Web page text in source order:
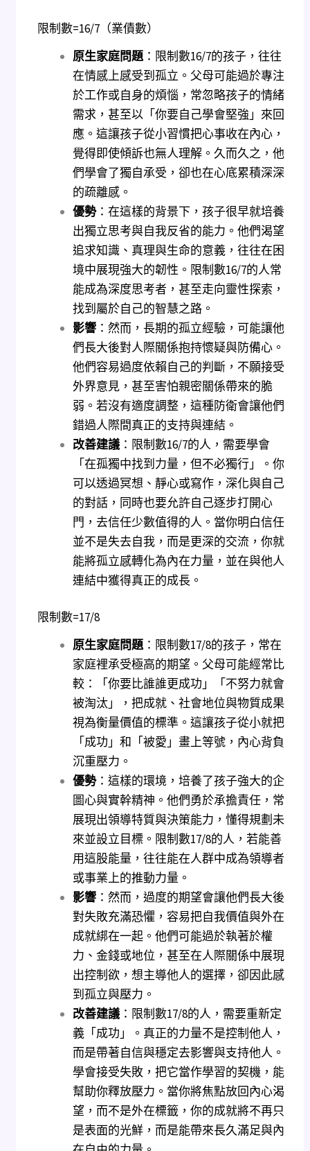
限制數=16/7（業債數）
原生家庭問題：限制數16/7的孩子，往往
在情感上感受到孤立。父母可能過於專注
於工作或自身的煩惱，常忽略孩子的情緒
需求，甚至以「你要自己學會堅強」來回
應。這讓孩子從小習慣把心事收在內心，
覺得即使傾訴也無人理解。久而久之，他
們學會了獨自承受，卻也在心底累積深深
的疏離感。
優勢：在這樣的背景下，孩子很早就培養
出獨立思考與自我反省的能力。他們渴望
追求知識、真理與生命的意義，往往在困
境中展現強大的韌性。限制數16/7的人常
能成為深度思考者，甚至走向靈性探索，
找到屬於自己的智慧之路。
影響：然而，長期的孤立經驗，可能讓他
們長大後對人際關係抱持懷疑與防備心。
他們容易過度依賴自己的判斷，不願接受
外界意見，甚至害怕親密關係帶來的脆
弱。若沒有適度調整，這種防衛會讓他們
錯過人際間真正的支持與連結。
改善建議：限制數16/7的人，需要學會
「在孤獨中找到力量，但不必獨行」。你
可以透過冥想、靜心或寫作，深化與自己
的對話，同時也要允許自己逐步打開心
門，去信任少數值得的人。當你明白信任
並不是失去自我，而是更深的交流，你就
能將孤立感轉化為內在力量，並在與他人
連結中獲得真正的成長。
限制數=17/8
原生家庭問題：限制數17/8的孩子，常在
家庭裡承受極高的期望。父母可能經常比
較：「你要比誰誰更成功」「不努力就會
被淘汰」，把成就、社會地位與物質成果
視為衡量價值的標準。這讓孩子從小就把
「成功」和「被愛」畫上等號，內心背負
沉重壓力。
優勢：這樣的環境，培養了孩子強大的企
圖心與實幹精神。他們勇於承擔責任，常
展現出領導特質與決策能力，懂得規劃未
來並設立目標。限制數17/8的人，若能善
用這股能量，往往能在人群中成為領導者
或事業上的推動力量。
影響：然而，過度的期望會讓他們長大後
對失敗充滿恐懼，容易把自我價值與外在
成就綁在一起。他們可能過於執著於權
力、金錢或地位，甚至在人際關係中展現
出控制欲，想主導他人的選擇，卻因此感
到孤立與壓力。
改善建議：限制數17/8的人，需要重新定
義「成功」。真正的力量不是控制他人，
而是帶著自信與穩定去影響與支持他人。
學會接受失敗，把它當作學習的契機，能
幫助你釋放壓力。當你將焦點放回內心渴
望，而不是外在標籤，你的成就將不再只
是表面的光鮮，而是能帶來長久滿足與內